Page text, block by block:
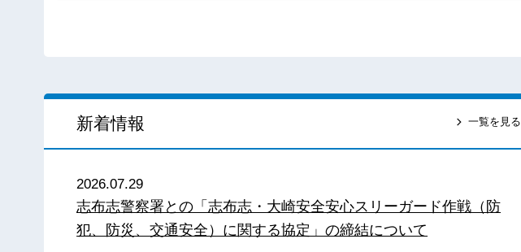
新着情報 一覧を見る
2026.07.29
志布志警察署との「志布志・大崎安全安心スリーガード作戦（防
犯、防災、交通安全）に関する協定」の締結について